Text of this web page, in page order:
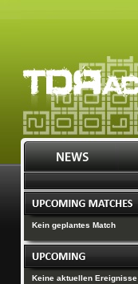
Kein geplantes Match
Keine aktuellen Ereignisse